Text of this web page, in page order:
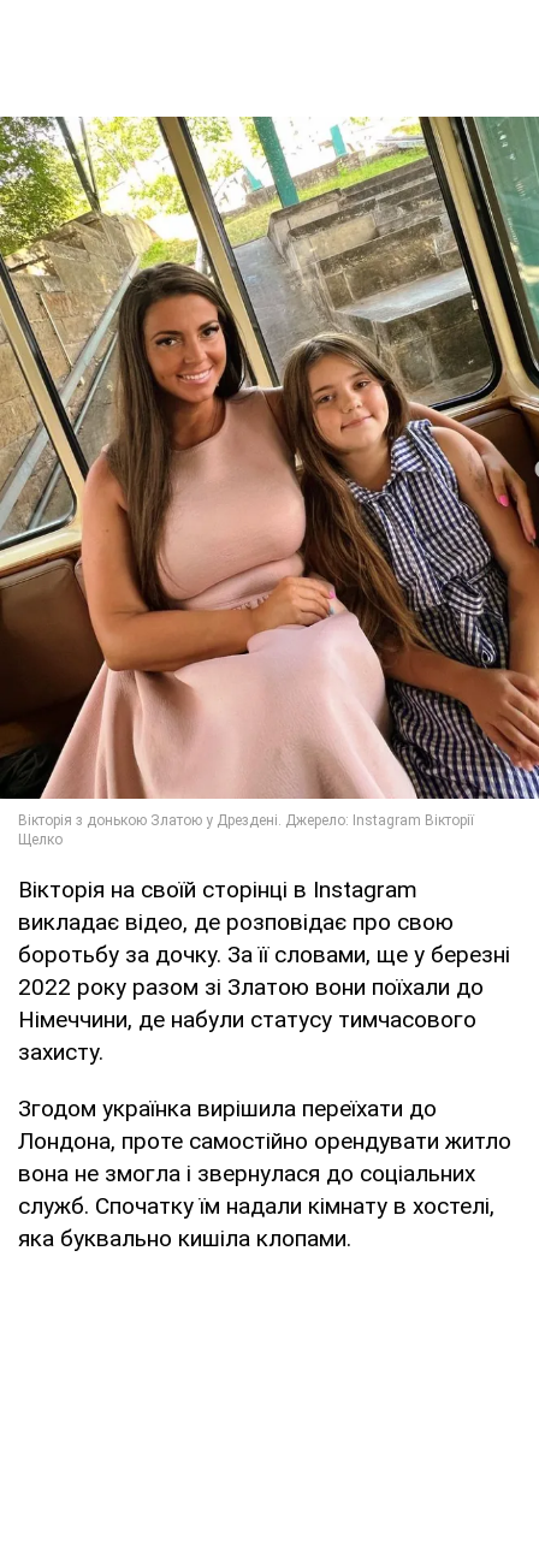
Вікторія на своїй сторінці в Instagram
викладає відео, де розповідає про свою
боротьбу за дочку. За її словами, ще у березні
2022 року разом зі Златою вони поїхали до
Німеччини, де набули статусу тимчасового
захисту.
Згодом українка вирішила переїхати до
Лондона, проте самостійно орендувати житло
вона не змогла і звернулася до соціальних
служб. Спочатку їм надали кімнату в хостелі,
яка буквально кишіла клопами.